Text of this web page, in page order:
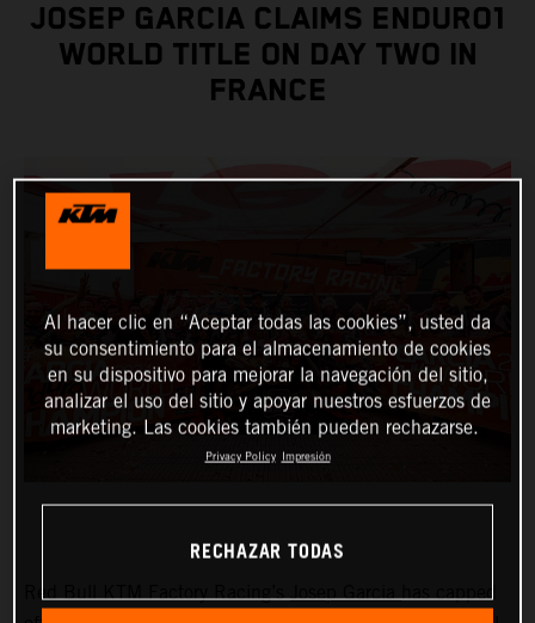
JOSEP GARCIA CLAIMS ENDURO1
WORLD TITLE ON DAY TWO IN
FRANCE
Red Bull KTM Factory Racing’sJosep Garciahas capped
Al hacer clic en “Aceptar todas las cookies”, usted da
su consentimiento para el almacenamiento de cookies
en su dispositivo para mejorar la navegación del sitio,
analizar el uso del sitio y apoyar nuestros esfuerzos de
marketing. Las cookies también pueden rechazarse.
Privacy Policy Impresión
RECHAZAR TODAS